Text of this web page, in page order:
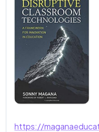
https://